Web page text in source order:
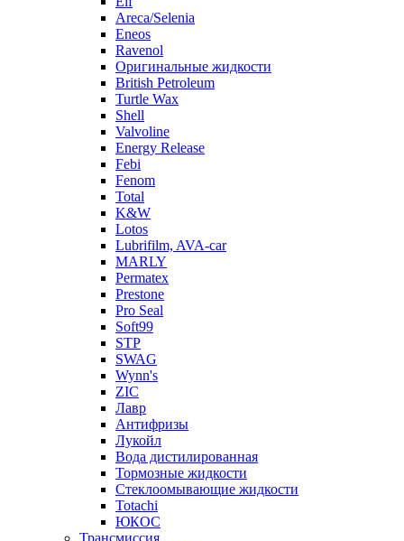
Areca/Selenia
Eneos
Ravenol
Оригинальные жидкости
British Petroleum
Turtle Wax
Shell
Valvoline
Energy Release
Febi
Fenom
Total
K&W
Lotos
Lubrifilm, AVA-car
MARLY
Permatex
Prestone
Pro Seal
Soft99
STP
SWAG
Wynn's
ZIC
Лавр
Антифризы
Лукойл
Вода дистилированная
Тормозные жидкости
Стеклоомывающие жидкости
Totachi
ЮКОС
Трансмиссия